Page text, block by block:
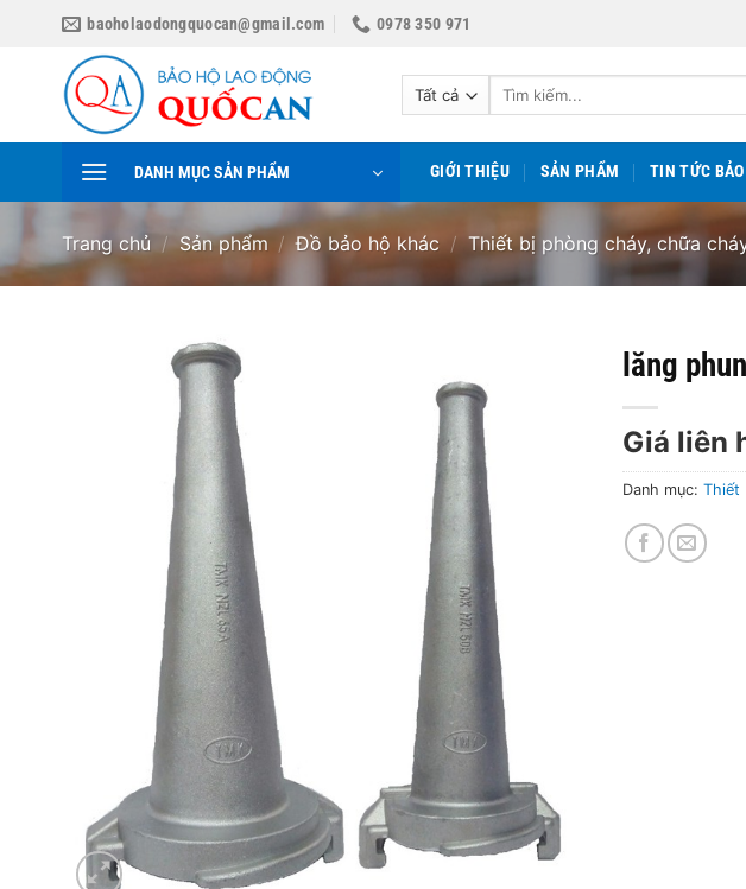
baoholaodongquocan@gmail.com 0978 350 971
Tìm
DANH MỤC SẢN PHẨM GIỚI THIỆU SẢN PHẨM TIN TỨC
Trang chủ / Sản phẩm / Đồ bảo hộ khác / Thiết bị phòng cháy, chữa
lăng
Giá liên
Danh mục: Thiết